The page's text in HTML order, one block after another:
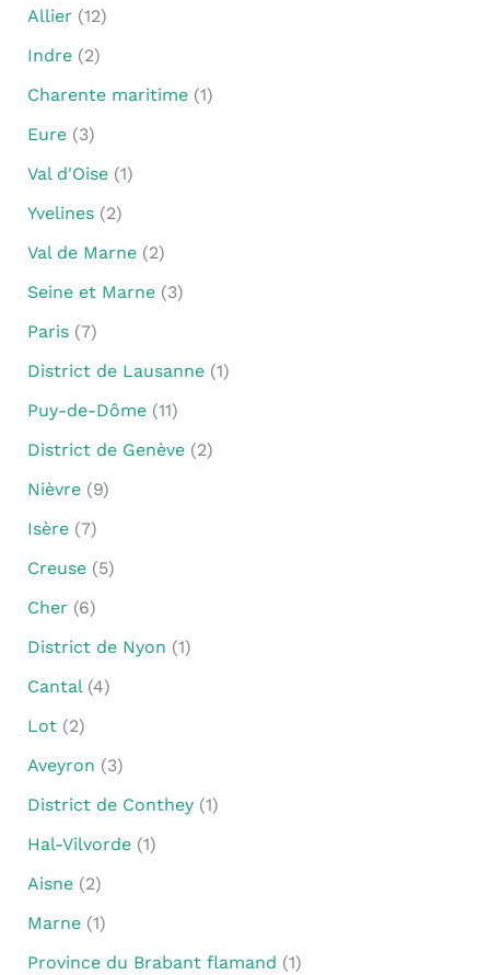
Allier (12)
Indre(2)
Charente maritime(1)
Eure(3)
Val d'Oise(1)
Yvelines(2)
Val de Marne(2)
Seine et Marne(3)
Paris(7)
District de Lausanne(1)
Puy-de-Dôme(11)
District de Genève(2)
Nièvre(9)
Isère(7)
Creuse(5)
Cher (6)
District de Nyon (1)
Cantal(4)
Lot(2)
Aveyron (3)
District de Conthey(1)
Hal-Vilvorde(1)
Aisne(2)
Marne(1)
Province du Brabant flamand (1)